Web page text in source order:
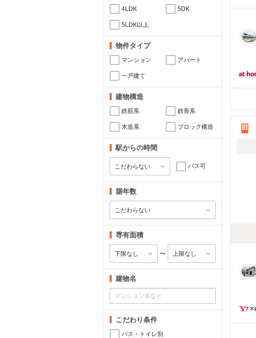
4LDK 5DK
5LDK以上
物件タイプ
マンション アパート
一戸建て
建物構造
鉄筋系 鉄骨系
木造系 ブロック構造
駅からの時間
バス可
築年数
専有面積
〜
建物名
こだわり条件
バス・トイレ別